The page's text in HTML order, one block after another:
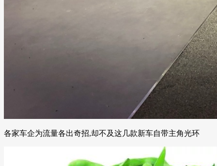
各家车企为流量各出奇招,却不及这几款新车自带主角光环